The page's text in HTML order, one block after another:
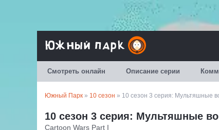
Смотреть онлайн Описание серии
Южный Парк » 10 сезон » 10 сезон 3 серия: Мультяшные
10 сезон 3 серия: Мультяшные
Cartoon Wars Part I